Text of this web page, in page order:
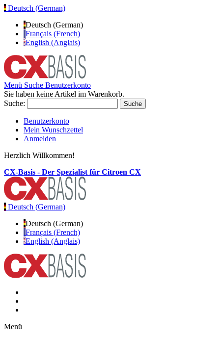
Deutsch (German)
Deutsch (German)
Français (French)
English (Anglais)
Menü Suche Benutzerkonto
Sie haben keine Artikel im Warenkorb.
Suche:
Suche
Benutzerkonto
Mein Wunschzettel
Anmelden
Herzlich Willkommen!
CX-Basis - Der Spezialist für Citroen CX
Deutsch (German)
Deutsch (German)
Français (French)
English (Anglais)
Menü